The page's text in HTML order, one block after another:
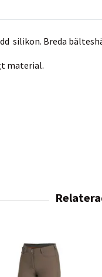
silikon. Breda
material.